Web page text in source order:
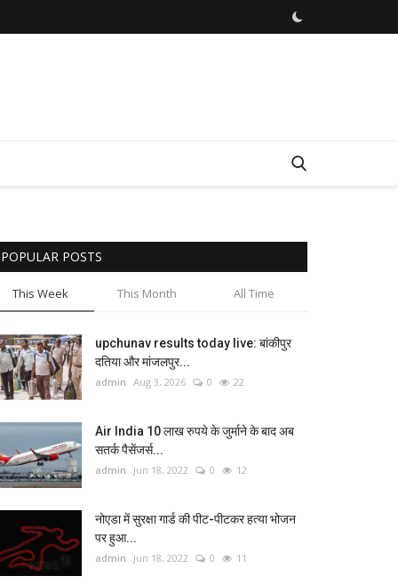
POPULAR POSTS
This Week This Month All Time
upchunav results today live: बांकीपुर
दतिया और मांजलपुर...
admin Aug 3, 2026 0 22
Air India 10 लाख रुपये के जुर्माने के बाद अब
सतर्क पैसेंजर्स...
admin Jun 18, 2022 0 12
नोएडा में सुरक्षा गार्ड की पीट-पीटकर हत्या भोजन
पर हुआ...
admin Jun 18, 2022 0 11